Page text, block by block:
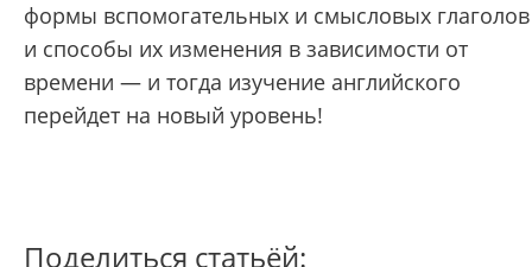
формы вспомогательных и смысловых глаголов
и способы их изменения в зависимости от
времени — и тогда изучение английского
перейдет на новый уровень!
Поделиться статьёй: